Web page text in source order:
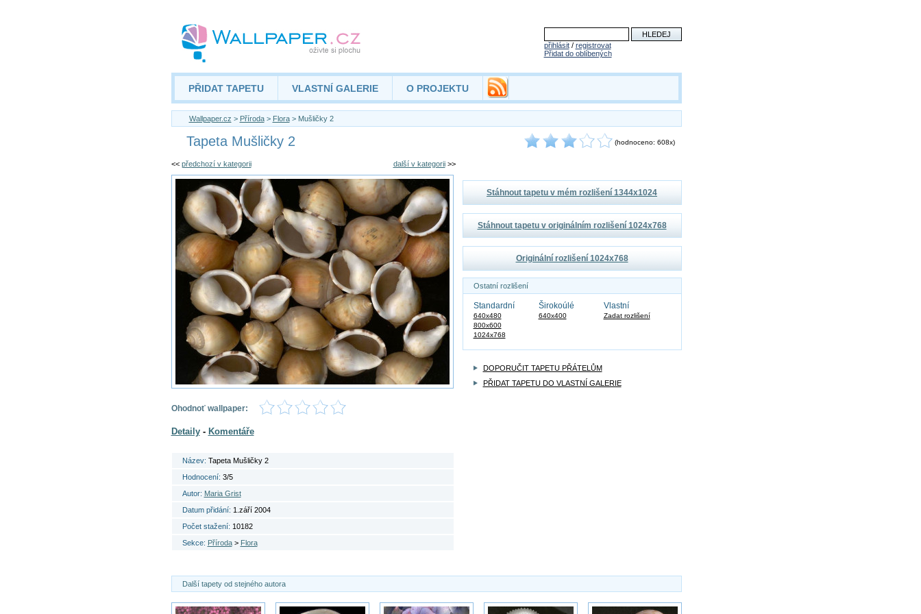
přihlásit/ registrovat
Přidat do oblíbených
PŘIDAT TAPETU VLASTNÍ GALERIE O PROJEKTU
Wallpaper.cz > Příroda> Flora> Mušličky 2
Tapeta Mušličky 2 (hodnoceno: 608x)
<< předchozí v kategorii další v kategorii>>
Ohodnoť wallpaper:
Detaily- Komentáře
Název: Tapeta Mušličky 2
Hodnocení: 3/5
Autor: Maria Grist
Datum přidání: 1.září 2004
Počet stažení: 10182
Sekce: Příroda> Flora
Stáhnout tapetu v mém rozlišení 1344x1024
Stáhnout tapetu v originálním rozlišení 1024x768
Originální rozlišení 1024x768
Ostatní rozlišení
Standardní
640x480
800x600
1024x768
Širokoúlé
640x400
Vlastní
Zadat rozlišení
DOPORUČIT TAPETU PŘÁTELŮM
PŘIDAT TAPETU DO VLASTNÍ GALERIE
Další tapety od stejného autora